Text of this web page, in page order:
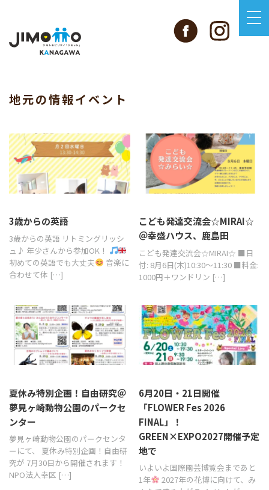
地元の情報イベント
3歳からの英語
3歳からの英語 リトミングリッシ
ュ♪ 年少さんから参加OK！
初めての英語でも大丈夫
音楽に
合わせて体 […]
こども発達交流会☆MIRAI☆
＠幸盛ハウス、鹿島田
こども発達交流会☆MIRAI☆ ■日
付: 8月6日(木)10:30～11:30 ■料金:
1000円＋ワンドリン […]
夏休み特別企画！自由研究＠
夢見ヶ崎動物公園のパークセ
ンター
夢見ヶ崎動物公園のパークセンタ
ーにて、 夏休み特別企画！自由研
究が 7月30日から開催されます！
NPO法人幸区 […]
6月20日・21日開催
「FLOWER Fes 2026
FINAL」！
GREEN×EXPO2027開催予定
地で
いよいよ国際園芸博覧会まであと
1年
2027年の花博に向けて、み